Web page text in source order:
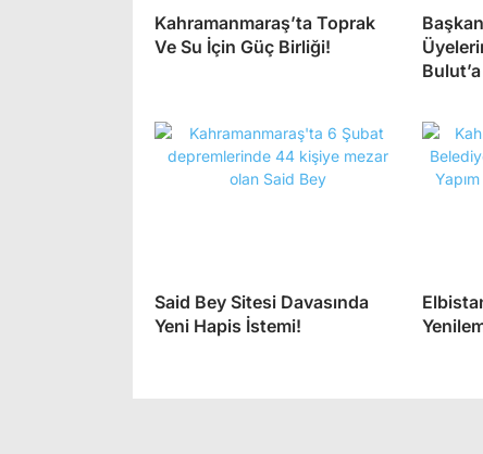
Kahramanmaraş’ta Toprak
Ve Su İçin Güç Birliği!
Said Bey Sitesi Davasında
Yeni Hapis İstemi!